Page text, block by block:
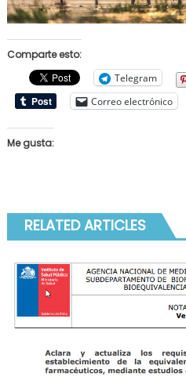
Comparte esto:
Telegram
Correo electrónico
Me gusta:
RELATED ARTICLES